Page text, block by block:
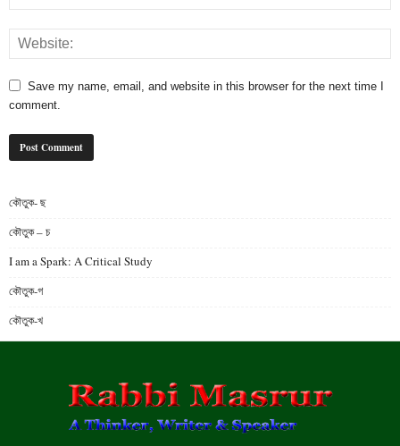
Save my name, email, and website in this browser for the next time I
comment.
কৌতুক- ছ
কৌতুক – চ
I am a Spark: A Critical Study
কৌতুক-গ
কৌতুক-খ